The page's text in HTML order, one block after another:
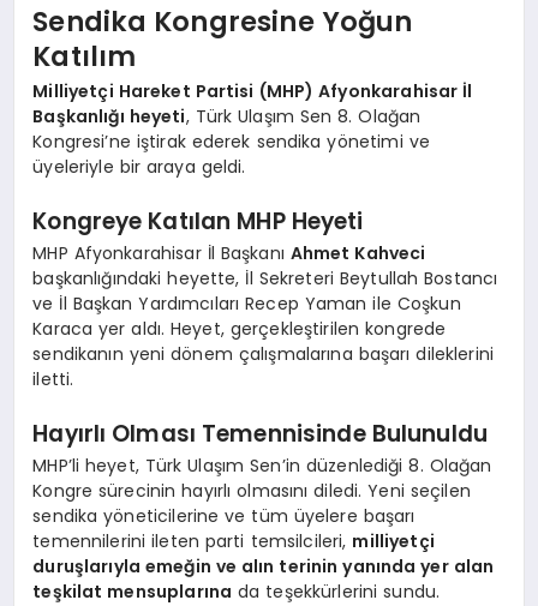
MAGAZIN
SAĞLIK
TEKNOLOJI
Sendika Kongresine Yoğun
Katılım
Milliyetçi Hareket Partisi (MHP) Afyonkarahisar İl
Başkanlığı heyeti, Türk Ulaşım Sen 8. Olağan
Kongresi’ne iştirak ederek sendika yönetimi ve
üyeleriyle bir araya geldi.
Kongreye Katılan MHP Heyeti
MHP Afyonkarahisar İl Başkanı Ahmet Kahveci
başkanlığındaki heyette, İl Sekreteri Beytullah Bostancı
ve İl Başkan Yardımcıları Recep Yaman ile Coşkun
Karaca yer aldı. Heyet, gerçekleştirilen kongrede
sendikanın yeni dönem çalışmalarına başarı dileklerini
iletti.
Hayırlı Olması Temennisinde Bulunuldu
MHP’li heyet, Türk Ulaşım Sen’in düzenlediği 8. Olağan
Kongre sürecinin hayırlı olmasını diledi. Yeni seçilen
sendika yöneticilerine ve tüm üyelere başarı
temennilerini ileten parti temsilcileri, milliyetçi
duruşlarıyla emeğin ve alın terinin yanında yer alan
teşkilat mensuplarına da teşekkürlerini sundu.